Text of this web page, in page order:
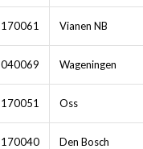
170061 Vianen NB
040069 Wageningen
170051 Oss
170040 Den Bosch